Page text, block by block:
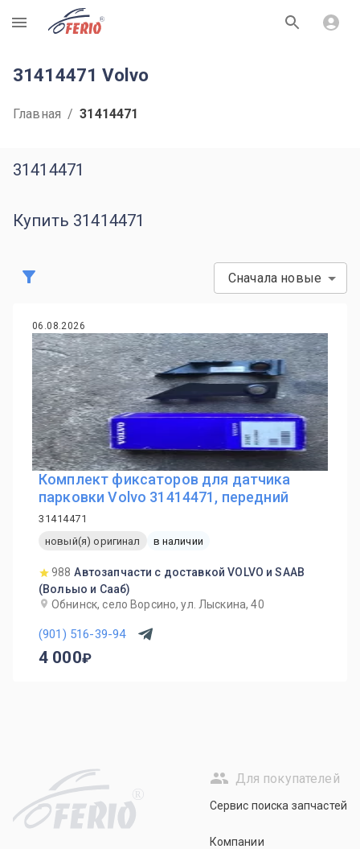
R
31414471 Volvo
Главная / 31414471
31414471
Купить 31414471
Сначала новые
06.08.2026
Комплект фиксаторов для датчика
парковки Volvo 31414471, передний
31414471
новый(я) оригинал
в наличии
988 Автозапчасти с доставкой VOLVO и SAAB
(Вольыо и Сааб)
Обнинск, село Ворсино, ул. Лыскина, 40
(901) 516-39-94
4 000
R
Для покупателей
Сервис поиска запчастей
Компании